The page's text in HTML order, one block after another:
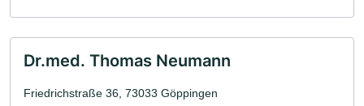
Dr.med. Thomas Neumann
Friedrichstraße 36, 73033 Göppingen